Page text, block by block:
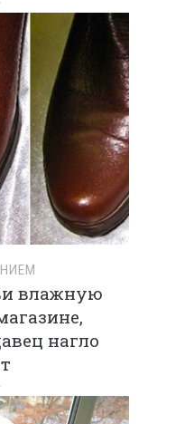
влажную
нагло